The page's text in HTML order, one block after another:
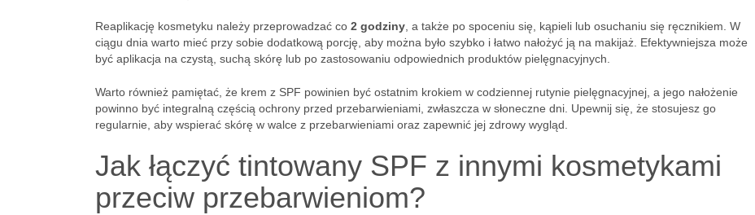
Reaplikację kosmetyku należy przeprowadzać co 2 godziny , a także po spoceniu się, kąpieli lub osuchaniu się ręcznikiem. W
ciągu dnia warto mieć przy sobie dodatkową porcję, aby można było szybko i łatwo nałożyć ją na makijaż. Efektywniejsza może
być aplikacja na czystą, suchą skórę lub po zastosowaniu odpowiednich produktów pielęgnacyjnych.
Warto również pamiętać, że krem z SPF powinien być ostatnim krokiem w codziennej rutynie pielęgnacyjnej, a jego nałożenie
powinno być integralną częścią ochrony przed przebarwieniami, zwłaszcza w słoneczne dni. Upewnij się, że stosujesz go
regularnie, aby wspierać skórę w walce z przebarwieniami oraz zapewnić jej zdrowy wygląd.
Jak łączyć tintowany SPF z innymi kosmetykami
przeciw przebarwieniom?